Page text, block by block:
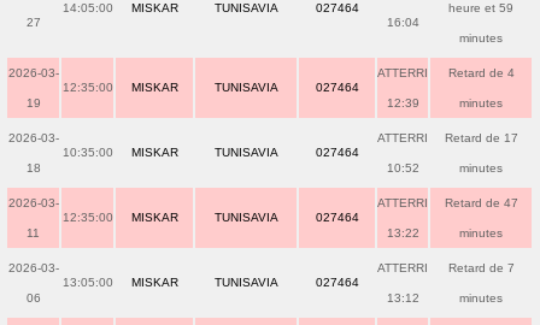
27
14:05:00 MISKAR TUNISAVIA 027464
16:04
heure et 59
minutes
2026-03-
19
12:35:00 MISKAR TUNISAVIA 027464
ATTERRI
12:39
Retard de 4
minutes
2026-03-
18
10:35:00 MISKAR TUNISAVIA 027464
ATTERRI
10:52
Retard de 17
minutes
2026-03-
11
12:35:00 MISKAR TUNISAVIA 027464
ATTERRI
13:22
Retard de 47
minutes
2026-03-
06
13:05:00 MISKAR TUNISAVIA 027464
ATTERRI
13:12
Retard de 7
minutes